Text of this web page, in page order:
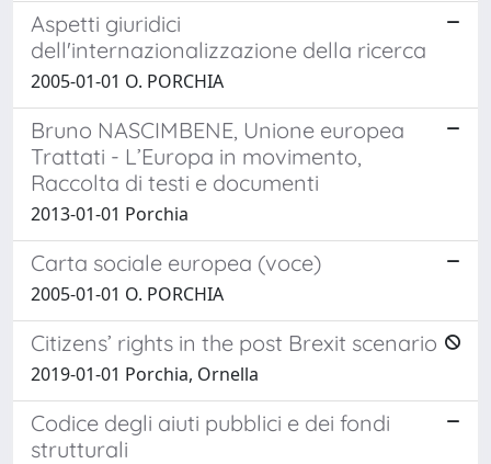
Aspetti giuridici
dell'internazionalizzazione della ricerca
2005-01-01 O. PORCHIA
Bruno NASCIMBENE, Unione europea
Trattati - L’Europa in movimento,
Raccolta di testi e documenti
2013-01-01 Porchia
Carta sociale europea (voce)
2005-01-01 O. PORCHIA
Citizens’ rights in the post Brexit scenario
2019-01-01 Porchia, Ornella
Codice degli aiuti pubblici e dei fondi
strutturali